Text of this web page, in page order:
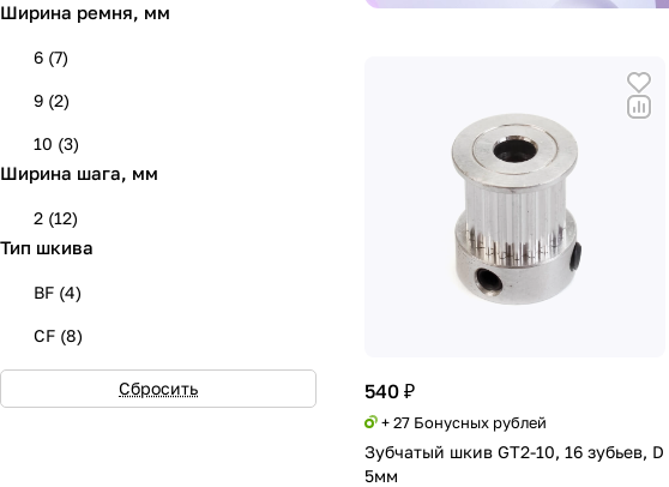
540 ₽
+ 27 Бонусных рублей
Зубчатый шкив GT2-10, 16 зубьев, D
5мм
Ширина ремня, мм
6 (7)
9 (2)
10 (3)
Ширина шага, мм
2 (12)
Тип шкива
BF (4)
CF (8)
Сбросить